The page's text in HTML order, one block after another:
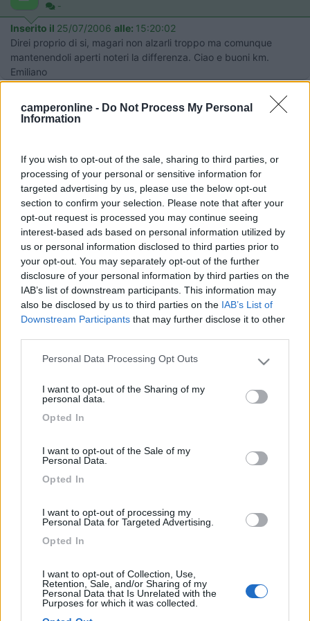
camperonline - Do Not Process My Personal
Information
If you wish to opt-out of the sale, sharing to third parties, or
processing of your personal or sensitive information for
targeted advertising by us, please use the below opt-out
section to confirm your selection. Please note that after your
opt-out request is processed you may continue seeing
interest-based ads based on personal information utilized by
us or personal information disclosed to third parties prior to
your opt-out. You may separately opt-out of the further
disclosure of your personal information by third parties on the
IAB’s list of downstream participants. This information may
also be disclosed by us to third parties on the IAB’s List of
Downstream Participants that may further disclose it to other
Please note that this website/app uses one or more Google
not limited to your visit or usage behaviour. You may click to
use your data for below specified purposes in below Google
Personal Data Processing Opt Outs
I want to opt-out of the Sharing of my
personal data.
Opted In
I want to opt-out of the Sale of my
Personal Data.
Opted In
I want to opt-out of processing my
Personal Data for Targeted Advertising.
Opted In
I want to opt-out of Collection, Use,
Retention, Sale, and/or Sharing of my
Personal Data that Is Unrelated with the
Purposes for which it was collected.
-
Inserito il 25/07/2006 alle: 15:20:02
Direi proprio di si, magari non alzarli troppo ma comunque
mantenendoli aperti noteri la differenza. Ciao e buoni km.
Emiliano
566
una ventata. Il consiglio è di tenerli almeno semichiusi. Buoni
Km.[^]
ueue64
Inserito il25/07/2006 alle:19:26:01
Semichiusi ed eventualmente montaci degli spoyler che trovi
dai riv. di accessori[;)]
Babali
376
Inserito il27/07/2006 alle:17:19:39
Ciao! Che tipo di spoiler? Come si monta? Grazie e buoni km a
Originally posted by ueue64
dai riv. di accessori[;)] >